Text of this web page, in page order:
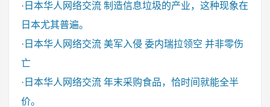
· 日本华人网络交流 制造信息垃圾的产业，这种现象在
日本尤其普遍。
· 日本华人网络交流 美军入侵 委内瑞拉领空 并非零伤
亡
· 日本华人网络交流 年末采购食品，恰时间就能全半
价。